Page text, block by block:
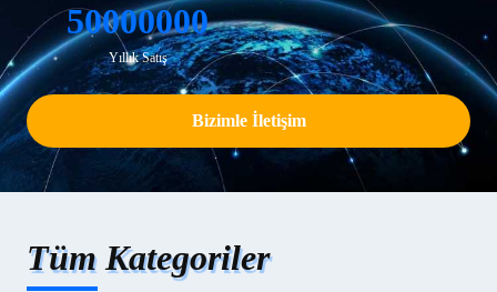
50000000
Yıllık Satış
Bizimle İletişim
Tüm Kategoriler